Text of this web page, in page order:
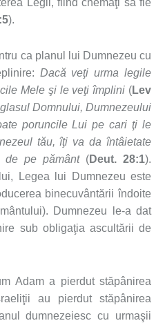
Legii, fiind chemaţi să fie
).
ca planul lui Dumnezeu cu
Dacă veţi urma legile
Mele şi le veţi împlini (Lev
Domnului, Dumnezeului
poruncile Lui pe cari ţi le
tău, îţi va da întâietate
de pe pământ(Deut. 28:1).
Legea lui Dumnezeu este
binecuvântării îndoite
Dumnezeu le-a dat
sub obligaţia ascultării de
Adam a pierdut stăpânirea
au pierdut stăpânirea
dumnezeiesc cu urmaşii